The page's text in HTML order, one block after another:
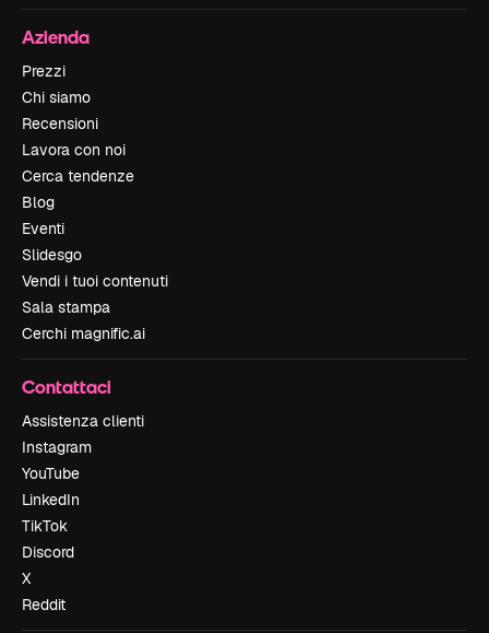
Azienda
Prezzi
Chi siamo
Recensioni
Lavora con noi
Cerca tendenze
Blog
Eventi
Slidesgo
Vendi i tuoi contenuti
Sala stampa
Cerchi magnific.ai
Contattaci
Assistenza clienti
Instagram
YouTube
LinkedIn
TikTok
Discord
X
Reddit